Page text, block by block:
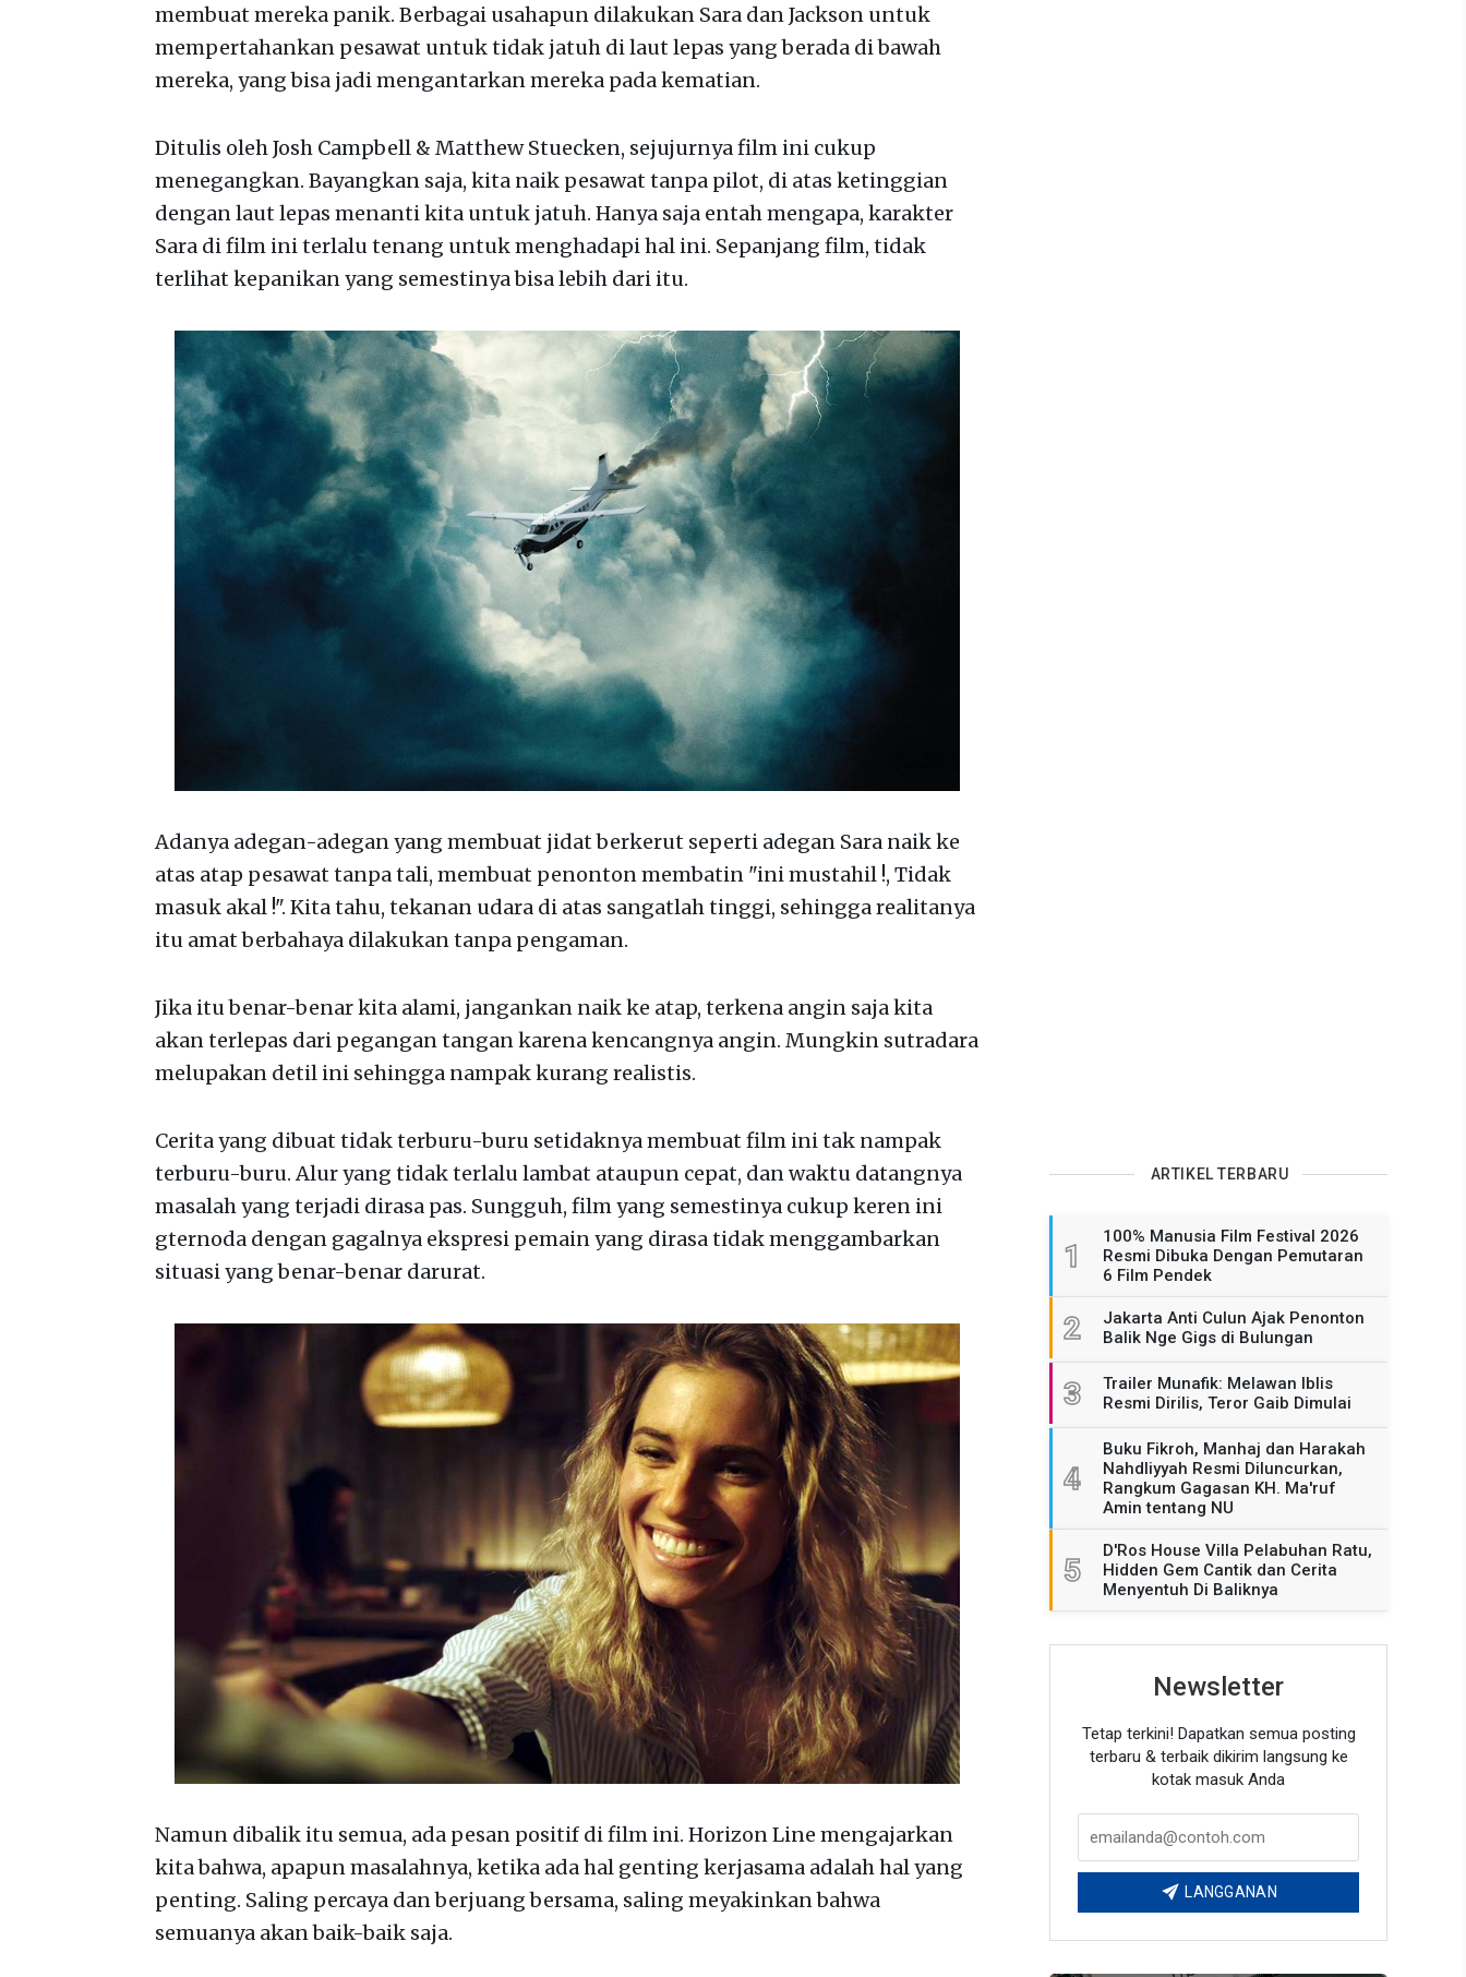
membuat mereka panik. Berbagai usahapun dilakukan Sara dan Jackson untuk
mempertahankan pesawat untuk tidak jatuh di laut lepas yang berada di bawah
mereka, yang bisa jadi mengantarkan mereka pada kematian.
Ditulis oleh Josh Campbell & Matthew Stuecken, sejujurnya film ini cukup
menegangkan. Bayangkan saja, kita naik pesawat tanpa pilot, di atas ketinggian
dengan laut lepas menanti kita untuk jatuh. Hanya saja entah mengapa, karakter
Sara di film ini terlalu tenang untuk menghadapi hal ini. Sepanjang film, tidak
terlihat kepanikan yang semestinya bisa lebih dari itu.
Adanya adegan-adegan yang membuat jidat berkerut seperti adegan Sara naik ke
atas atap pesawat tanpa tali, membuat penonton membatin "ini mustahil !, Tidak
masuk akal !". Kita tahu, tekanan udara di atas sangatlah tinggi, sehingga realitanya
itu amat berbahaya dilakukan tanpa pengaman.
Jika itu benar-benar kita alami, jangankan naik ke atap, terkena angin saja kita
akan terlepas dari pegangan tangan karena kencangnya angin. Mungkin sutradara
melupakan detil ini sehingga nampak kurang realistis.
Cerita yang dibuat tidak terburu-buru setidaknya membuat film ini tak nampak
terburu-buru. Alur yang tidak terlalu lambat ataupun cepat, dan waktu datangnya
masalah yang terjadi dirasa pas. Sungguh, film yang semestinya cukup keren ini
gternoda dengan gagalnya ekspresi pemain yang dirasa tidak menggambarkan
situasi yang benar-benar darurat.
Namun dibalik itu semua, ada pesan positif di film ini. Horizon Line mengajarkan
kita bahwa, apapun masalahnya, ketika ada hal genting kerjasama adalah hal yang
penting. Saling percaya dan berjuang bersama, saling meyakinkan bahwa
semuanya akan baik-baik saja.
ARTIKEL TERBARU
1
100% Manusia Film Festival 2026
Resmi Dibuka Dengan Pemutaran
6 Film Pendek
2
Jakarta Anti Culun Ajak Penonton
Balik Nge Gigs di Bulungan
3
Trailer Munafik: Melawan Iblis
Resmi Dirilis, Teror Gaib Dimulai
4
Buku Fikroh, Manhaj dan Harakah
Nahdliyyah Resmi Diluncurkan,
Rangkum Gagasan KH. Ma'ruf
Amin tentang NU
5
D'Ros House Villa Pelabuhan Ratu,
Hidden Gem Cantik dan Cerita
Menyentuh Di Baliknya
Newsletter
Tetap terkini! Dapatkan semua posting
terbaru & terbaik dikirim langsung ke
kotak masuk Anda
LANGGANAN